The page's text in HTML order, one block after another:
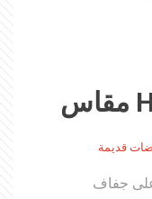
حفاضات Hug love مقاس
جفاف